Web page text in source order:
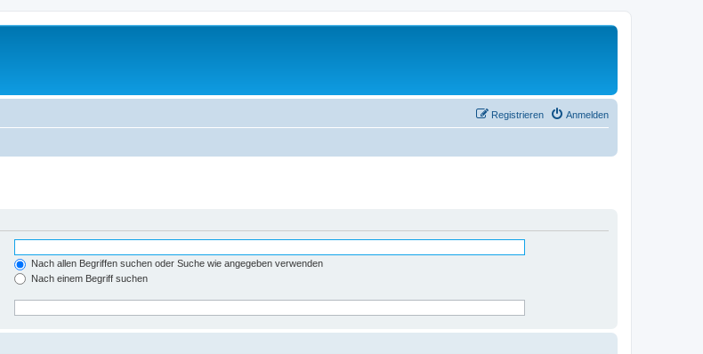
Anmelden
Registrieren
Nach allen Begriffen suchen oder Suche wie angegeben verwenden
Nach einem Begriff suchen